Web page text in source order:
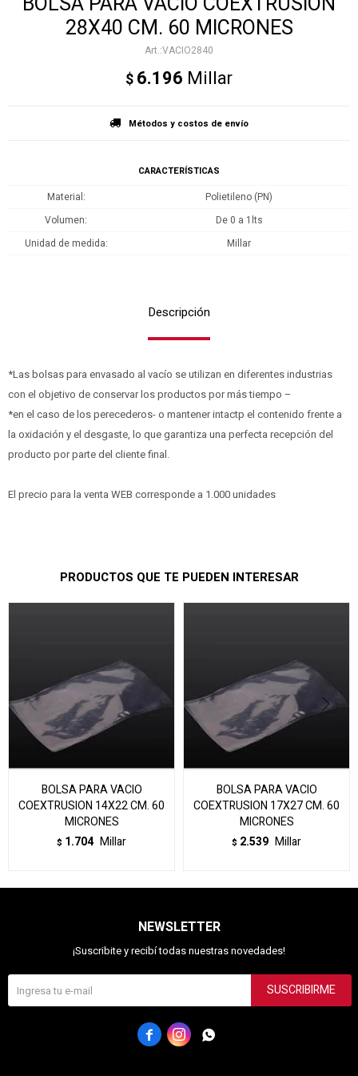
28X40 CM. 60 MICRONES
VACIO2840
$ 6.196 Millar
Métodos y costos de envío
CARACTERÍSTICAS
Material
Polietileno (PN)
Volumen
De 0 a 1lts
Unidad de medida
Millar
Descripción
*Las bolsas para envasado al vacío se utilizan en diferentes industrias
con el objetivo de conservar los productos por más tiempo –
*en el caso de los perecederos- o mantener intactp el contenido frente a
la oxidación y el desgaste, lo que garantiza una perfecta recepción del
producto por parte del cliente final.
El precio para la venta WEB corresponde a 1.000 unidades
PRODUCTOS QUE TE PUEDEN INTERESAR
BOLSA PARA VACIO
COEXTRUSION 14X22 CM. 60
MICRONES
$ 1.704 Millar
BOLSA PARA VACIO
COEXTRUSION 17X27 CM. 60
MICRONES
$ 2.539 Millar
NEWSLETTER
¡Suscribite y recibí todas nuestras novedades!
SUSCRIBIRME
  